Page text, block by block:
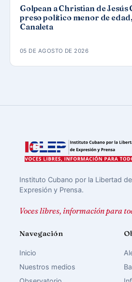
Golpean a Christian de Jesús
preso político menor de
Canaleta
05 DE AGOSTO DE 2026
Instituto Cubano por la Libertad de
Expresión y Prensa.
Voces libres, información para
Navegación
Inicio
Nuestros medios